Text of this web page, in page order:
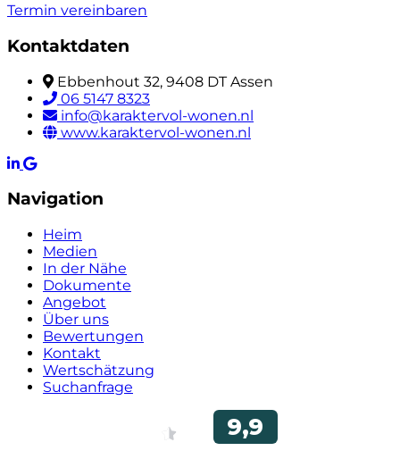
Termin vereinbaren
Kontaktdaten
Ebbenhout 32, 9408 DT Assen
06 5147 8323
info@karaktervol-wonen.nl
www.karaktervol-wonen.nl
Navigation
Heim
Medien
In der Nähe
Dokumente
Angebot
Über uns
Bewertungen
Kontakt
Wertschätzung
Suchanfrage